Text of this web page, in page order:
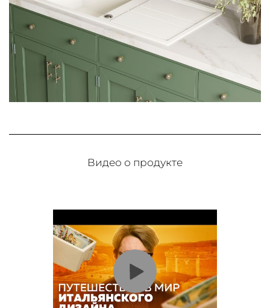
Видео о продукте